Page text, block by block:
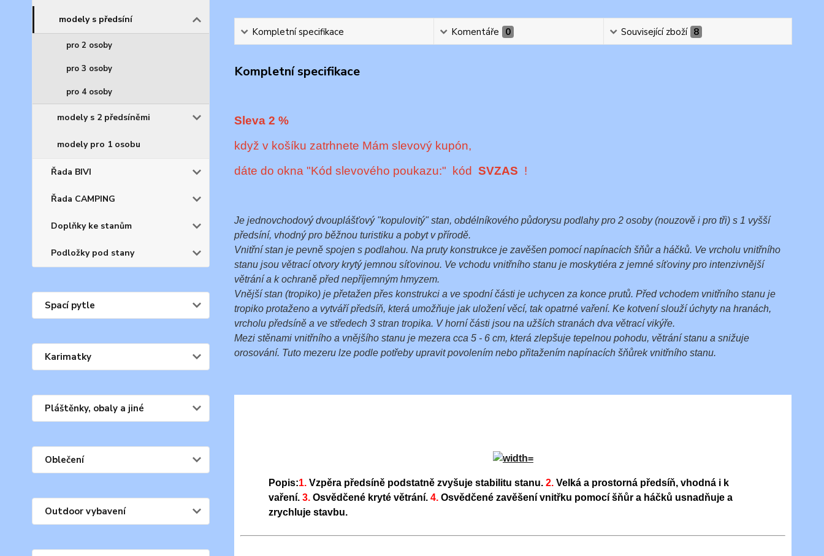
modely s předsíní
pro 2 osoby
pro 3 osoby
pro 4 osoby
modely s 2 předsíněmi
modely pro 1 osobu
Řada BIVI
Řada CAMPING
Doplňky ke stanům
Podložky pod stany
Spací pytle
Karimatky
Pláštěnky, obaly a jiné
Oblečení
Outdoor vybavení
Kompletní specifikace Komentáře 0 Související zboží 8
Kompletní specifikace
Sleva 2 %
když v košíku zatrhnete Mám slevový kupón,
dáte do okna "Kód slevového poukazu:" kód SVZAS !
Je jednovchodový dvouplášťový "kopulovitý" stan, obdélníkového půdorysu podlahy pro 2 osoby (nouzově i pro tři) s 1 vyšší
předsíní, vhodný pro běžnou turistiku a pobyt v přírodě.
Vnitřní stan je pevně spojen s podlahou. Na pruty konstrukce je zavěšen pomocí napínacích šňůr a háčků. Ve vrcholu vnitřního
stanu jsou větrací otvory krytý jemnou síťovinou. Ve vchodu vnitřního stanu je moskytiéra z jemné síťoviny pro intenzivnější
větrání a k ochraně před nepříjemným hmyzem.
Vnější stan (tropiko) je přetažen přes konstrukci a ve spodní části je uchycen za konce prutů. Před vchodem vnitřního stanu je
tropiko protaženo a vytváří předsíň, která umožňuje jak uložení věcí, tak opatrné vaření. Ke kotvení slouží úchyty na hranách,
vrcholu předsíně a ve středech 3 stran tropika. V horní části jsou na užších stranách dva větrací vikýře.
Mezi stěnami vnitřního a vnějšího stanu je mezera cca 5 - 6 cm, která zlepšuje tepelnou pohodu, větrání stanu a snižuje
orosování. Tuto mezeru lze podle potřeby upravit povolením nebo přitažením napínacích šňůrek vnitřního stanu.
Popis:1. Vzpěra předsíně podstatně zvyšuje stabilitu stanu. 2. Velká a prostorná předsíň, vhodná i k
vaření. 3. Osvědčené kryté větrání. 4. Osvědčené zavěšení vnitřku pomocí šňůr a háčků usnadňuje a
zrychluje stavbu.